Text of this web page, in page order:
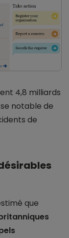
4,8 milliards
notable de
de
que